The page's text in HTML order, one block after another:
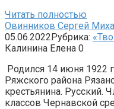
Читать полностью
Овинников Сергей
05.06.2022Рубрика:
Калинина Елена 0
Родился 14 июня 1922
Ряжского района
крестьянина. Русский.
классов Чернавской